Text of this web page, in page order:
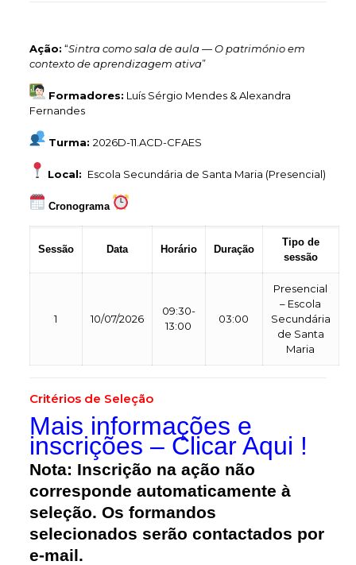
Ação: “Sintra como sala de aula — O património em
contexto de aprendizagem ativa”
Formadores: Luís Sérgio Mendes & Alexandra
Fernandes
Turma: 2026D-11.ACD-CFAES
Local: Escola Secundária de Santa Maria (Presencial)
Cronograma
Sessão Data Horário Duração
Tipo de
sessão
1 10/07/2026
09:30-
13:00
03:00
Presencial
– Escola
Secundária
de Santa
Maria
Critérios de Seleção
Mais informações e
inscrições – Clicar Aqui !
Nota: Inscrição na ação não
corresponde automaticamente à
seleção. Os formandos
selecionados serão contactados por
e-mail.